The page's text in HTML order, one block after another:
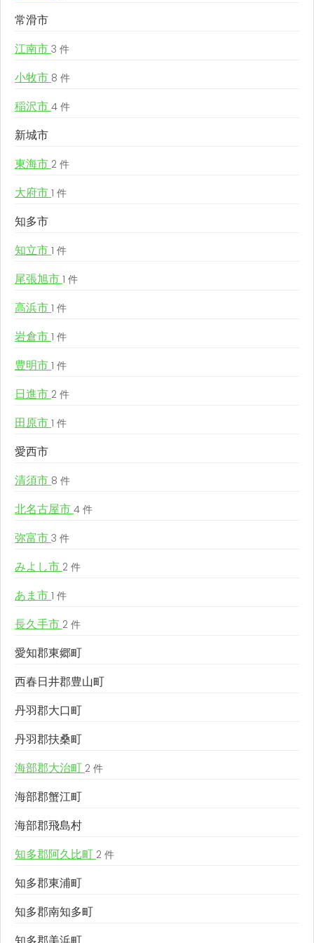
常滑市
江南市 3 件
小牧市 8 件
稲沢市 4 件
新城市
東海市 2 件
大府市 1 件
知多市
知立市 1 件
尾張旭市 1 件
高浜市 1 件
岩倉市 1 件
豊明市 1 件
日進市 2 件
田原市 1 件
愛西市
清須市 8 件
北名古屋市 4 件
弥富市 3 件
みよし市 2 件
あま市 1 件
長久手市 2 件
愛知郡東郷町
西春日井郡豊山町
丹羽郡大口町
丹羽郡扶桑町
海部郡大治町 2 件
海部郡蟹江町
海部郡飛島村
知多郡阿久比町 2 件
知多郡東浦町
知多郡南知多町